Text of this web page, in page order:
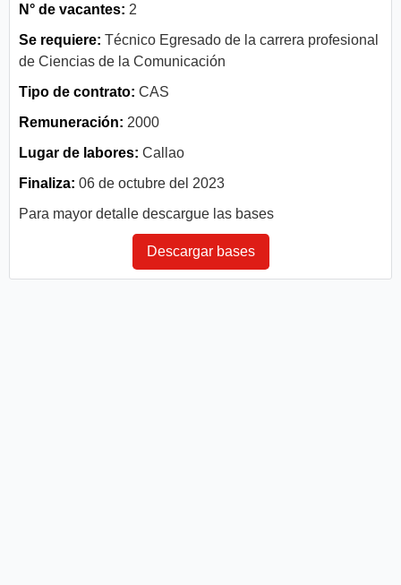
N° de vacantes: 2
Se requiere: Técnico Egresado de la carrera profesional
de Ciencias de la Comunicación
Tipo de contrato: CAS
Remuneración: 2000
Lugar de labores: Callao
Finaliza: 06 de octubre del 2023
Para mayor detalle descargue las bases
Descargar bases